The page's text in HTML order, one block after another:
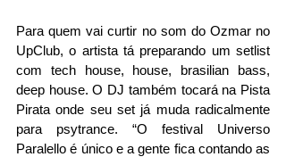
Para quem vai curtir no som do Ozmar no
UpClub, o artista tá preparando um setlist
com tech house, house, brasilian bass,
deep house. O DJ também tocará na Pista
Pirata onde seu set já muda radicalmente
para psytrance. “O festival Universo
Paralello é único e a gente fica contando as